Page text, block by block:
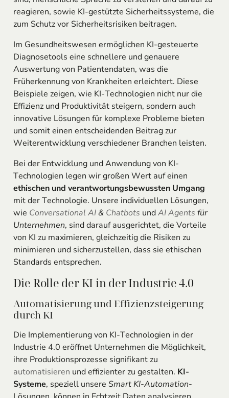
reagieren, sowie KI-gestützte Sicherheitssysteme, die
zum Schutz vor Sicherheitsrisiken beitragen.
Im Gesundheitswesen ermöglichen KI-gesteuerte
Diagnosetools eine schnellere und genauere
Auswertung von Patientendaten, was die
Früherkennung von Krankheiten erleichtert. Diese
Beispiele zeigen, wie KI-Technologien nicht nur die
Effizienz und Produktivität steigern, sondern auch
innovative Lösungen für komplexe Probleme bieten
und somit einen entscheidenden Beitrag zur
Weiterentwicklung verschiedener Branchen leisten.
Bei der Entwicklung und Anwendung von KI-
Technologien legen wir großen Wert auf einen
ethischen und verantwortungsbewussten Umgang
mit der Technologie. Unsere individuellen Lösungen,
wie Conversational AI& Chatbots undAI Agents für
Unternehmen, sind darauf ausgerichtet, die Vorteile
von KI zu maximieren, gleichzeitig die Risiken zu
minimieren und sicherzustellen, dass sie ethischen
Standards entsprechen.
Die Rolle der KI in der Industrie 4.0
Automatisierung und Effizienzsteigerung
durch KI
Die Implementierung von KI-Technologien in der
Industrie 4.0 eröffnet Unternehmen die Möglichkeit,
ihre Produktionsprozesse signifikant zu
automatisieren und effizienter zu gestalten. KI-
Systeme, speziell unsere Smart KI-Automation-